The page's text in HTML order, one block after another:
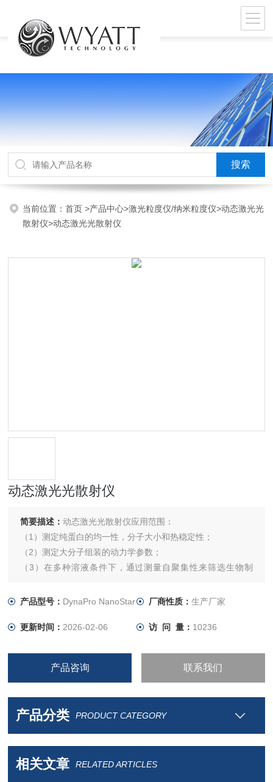
当前位置：首页>产品中心>激光粒度仪/纳米粒度仪>动态激光光
散射仪>动态激光光散射仪
动态激光光散射仪
简要描述：动态激光光散射仪应用范围：
（1）测定纯蛋白的均一性，分子大小和热稳定性；
（2）测定大分子组装的动力学参数；
（3）在多种溶液条件下，通过测量自聚集性来筛选生物制
（4）测定脂，共厄体（conjugates）和其他药物缓释颗粒的
（5）探测并分析药物的聚集性质，这种聚集可能会引起假阳
DLS系统
产品型号： DynaPro NanoStar 厂商性质： 生产厂家
更新时间： 2026-02-06 访 问 量： 10236
产品咨询 联系我们
产品分类 PRODUCT CATEGORY
相关文章 RELATED ARTICLES